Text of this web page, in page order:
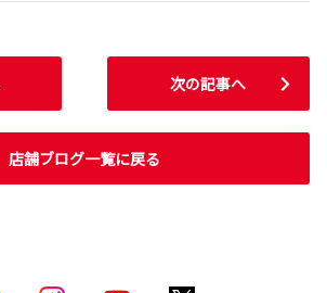
店舗ブログ一覧に戻る
次の記事へ